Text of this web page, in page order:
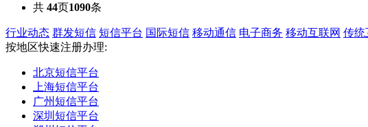
共 44页1090条
行业动态 群发短信 短信平台 国际短信 移动通信 电子商务 移动互联网 传统
按地区快速注册办理:
北京短信平台
上海短信平台
广州短信平台
深圳短信平台